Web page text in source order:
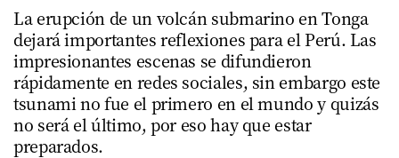
La erupción de un volcán submarino en Tonga
dejará importantes reflexiones para el Perú. Las
impresionantes escenas se difundieron
rápidamente en redes sociales, sin embargo este
tsunami no fue el primero en el mundo y quizás
no será el último, por eso hay que estar
preparados.